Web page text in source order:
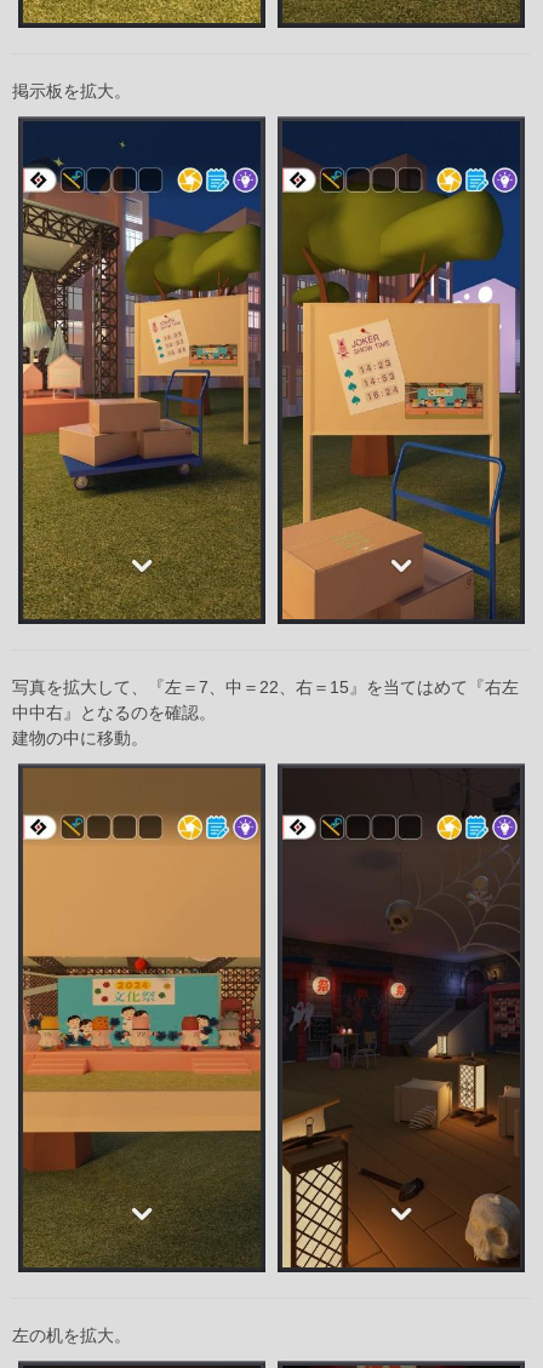
掲示板を拡大。
写真を拡大して、『左＝7、中＝22、右＝15』を当てはめて『右左
中中右』となるのを確認。
建物の中に移動。
左の机を拡大。